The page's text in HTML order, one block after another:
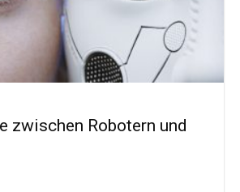
zwischen Robotern und